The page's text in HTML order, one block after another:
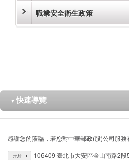
職業安全衛生政策
▼ 快速導覽
感謝您的蒞臨，若您對中華郵政(股)公司服務
地址 106409 臺北市大安區金山南路2段